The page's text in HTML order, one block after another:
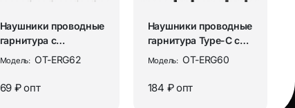
Наушники проводные
гарнитура с
микрофоном Орбита
Модель: OT-ERG62
69 ₽опт
Наушники проводные
гарнитура Type-C с
микрофоном Орбита
Модель: OT-ERG60
184 ₽опт